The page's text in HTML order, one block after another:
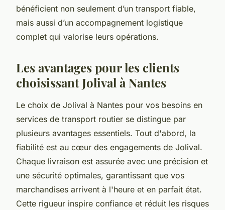
bénéficient non seulement d’un transport fiable,
mais aussi d’un accompagnement logistique
complet qui valorise leurs opérations.
Les avantages pour les clients
choisissant Jolival à Nantes
Le choix de Jolival à Nantes pour vos besoins en
services de transport routier se distingue par
plusieurs avantages essentiels. Tout d'abord, la
fiabilité est au cœur des engagements de Jolival.
Chaque livraison est assurée avec une précision et
une sécurité optimales, garantissant que vos
marchandises arrivent à l'heure et en parfait état.
Cette rigueur inspire confiance et réduit les risques